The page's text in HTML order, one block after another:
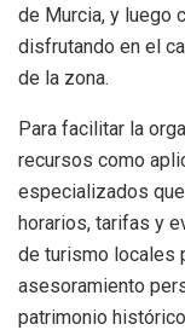
de Murcia, y luego
disfrutando en el
de la zona.
Para facilitar la
recursos como
especializados
horarios, tarifas y
de turismo locales
asesoramiento
patrimonio